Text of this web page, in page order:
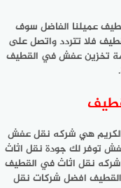
عميلنا الفاضل سوف
فلا تتردد واتصل على
تخزين عفش في القطيف
الكريم هي شركه نقل عفش
توفر لك جودة نقل اثاث
شركه نقل اثاث في القطيف
القطيف افضل شركات نقل